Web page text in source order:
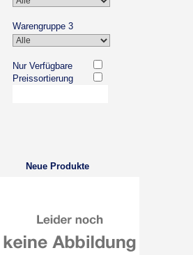
Warengruppe 3
Nur Verfügbare
Preissortierung
Neue Produkte